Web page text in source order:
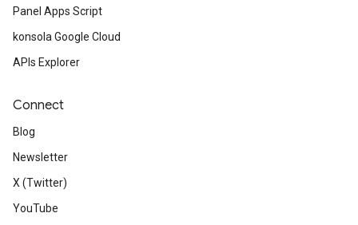
Panel Apps Script
konsola Google Cloud
APIs Explorer
Connect
Blog
Newsletter
X (Twitter)
YouTube